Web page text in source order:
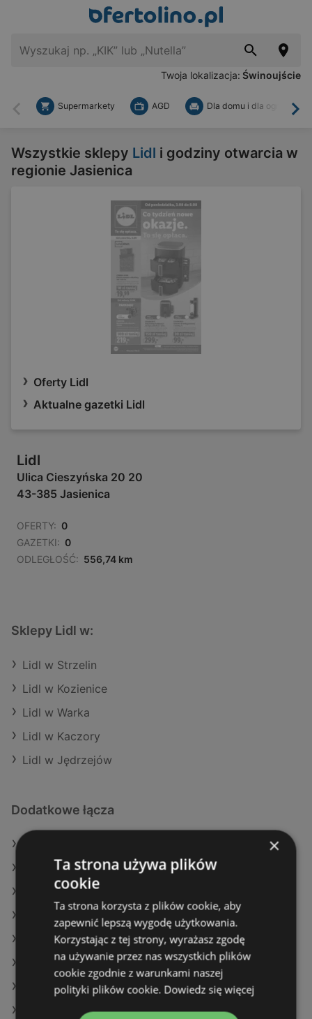
Twoja lokalizacja: Świnoujście
Wstecz
Supermarkety AGD Dla domu i dla ogrodu
Wszystkie sklepy Lidl i godziny otwarcia w
regionie Jasienica
Oferty Lidl
Aktualne gazetki Lidl
Lidl
Ulica Cieszyńska 20 20
43-385 Jasienica
OFERTY: 0
GAZETKI: 0
ODLEGŁOŚĆ: 556,74 km
Sklepy Lidl w:
Lidl w Strzelin
Lidl w Kozienice
Lidl w Warka
Lidl w Kaczory
Lidl w Jędrzejów
Dodatkowe łącza
Oferty Kaufland
Oferty Dealz
Aktualne gazetki POLOmarket
Aktualne gazetki Gram Market
Aktualne gazetki Stokrotka
Aktualne gazetki Selgros
Aktualne gazetki Action
×
Ta strona używa plików
cookie
Ta strona korzysta z plików cookie, aby
zapewnić lepszą wygodę użytkowania.
Korzystając z tej strony, wyrażasz zgodę
na używanie przez nas wszystkich plików
cookie zgodnie z warunkami naszej
polityki plików cookie. Dowiedz się więcej